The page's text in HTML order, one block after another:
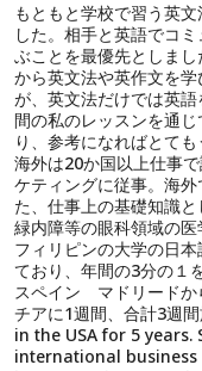
もともと学校で習う英
した。相手と英語でコ
ぶことを最優先としま
から英文法や英作文を
が、英文法だけでは英
間の私のレッスンを通
り、参考になればとて
海外は20か国以上仕事
ケティングに従事。海
た、仕事上の基礎知識と
緑内障等の眼科領域の医
フィリピンの大学の日
ており、年間の3分の１
スペイン マドリードか
チアに1週間、合計3週
in the USA for 5
international business